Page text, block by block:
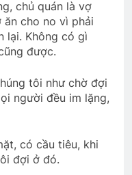
41
chủ quán là vợ
ăn cho no vì phải
lại. Không có gì
được.
tôi như chờ đợi
người đều im lặng,
có cầu tiêu, khi
đợi ở đó.